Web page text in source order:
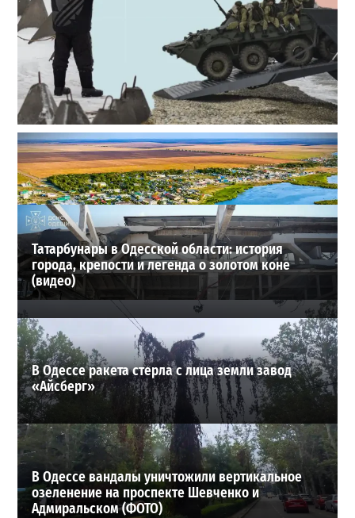
Полковник ВСУ рассказал, выдержит ли Одесса
новое наступление
2
27-07-2026 в 11:19
ВИБОР РЕДАКЦИИ
Татарбунары в Одесской области: история
города, крепости и легенда о золотом коне
(видео)
В Одессе ракета стерла с лица земли завод
«Айсберг»
В Одессе вандалы уничтожили вертикальное
озеленение на проспекте Шевченко и
Адмиральском (ФОТО)